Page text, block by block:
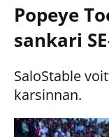
Popeye
sankari
SaloStable
karsinnan.